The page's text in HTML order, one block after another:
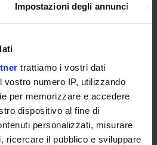
Impostazioni degli annunci
trattiamo i vostri dati
vostro numero IP, utilizzando
per memorizzare e accedere
dispositivo al fine di
personalizzati, misurare
ricercare il pubblico e sviluppare
aspetti economici e legali